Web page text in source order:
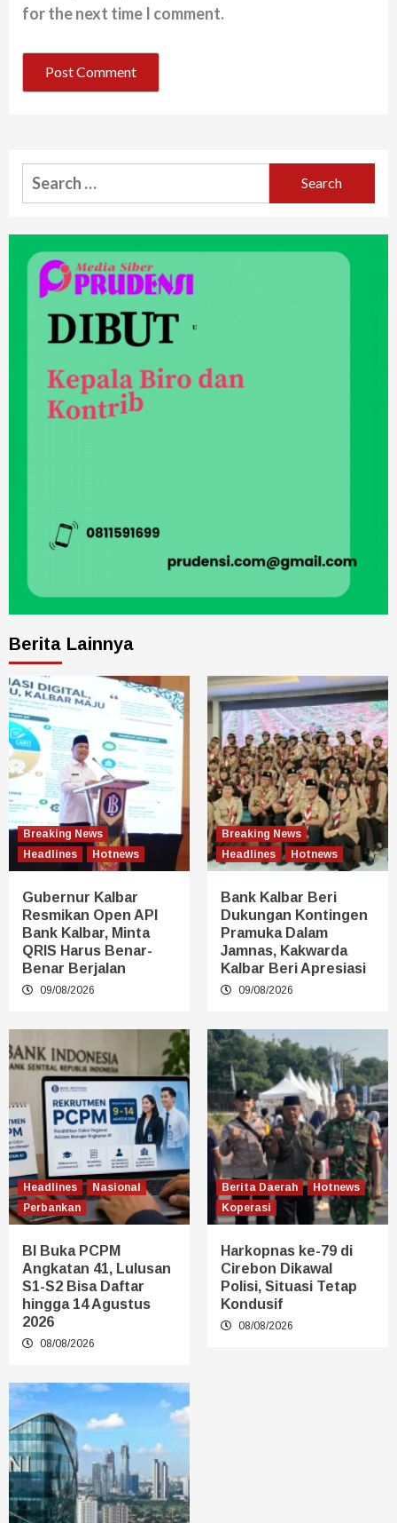
for the next time I comment.
Berita Lainnya
Breaking News
Headlines
Hotnews
Gubernur Kalbar
Resmikan Open API
Bank Kalbar, Minta
QRIS Harus Benar-
Benar Berjalan
09/08/2026
Breaking News
Headlines
Hotnews
Bank Kalbar Beri
Dukungan Kontingen
Pramuka Dalam
Jamnas, Kakwarda
Kalbar Beri Apresiasi
09/08/2026
Headlines
Nasional
Perbankan
BI Buka PCPM
Angkatan 41, Lulusan
S1-S2 Bisa Daftar
hingga 14 Agustus
2026
08/08/2026
Berita Daerah
Hotnews
Koperasi
Harkopnas ke-79 di
Cirebon Dikawal
Polisi, Situasi Tetap
Kondusif
08/08/2026